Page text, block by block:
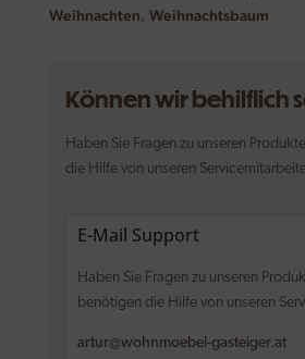
Weihnachten, Weihnachtsbaum
Können wir behilflich
Haben Sie Fragen zu unseren
die Hilfe von unseren
E-Mail Support
Haben Sie Fragen zu unseren
benötigen die Hilfe von unseren
artur@wohnmoebel-gasteiger.at